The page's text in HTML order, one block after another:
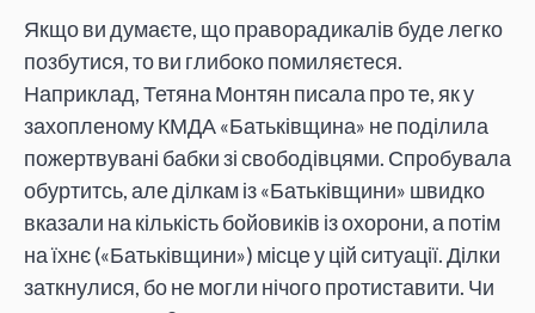
Якщо ви думаєте, що праворадикалів буде легко
позбутися, то ви глибоко помиляєтеся.
Наприклад, Тетяна Монтян писала про те, як у
захопленому КМДА «Батьківщина» не поділила
пожертвувані бабки зі свободівцями. Спробувала
обуртитсь, але ділкам із «Батьківщини» швидко
вказали на кількість бойовиків із охорони, а потім
на їхнє («Батьківщини») місце у цій ситуації. Ділки
заткнулися, бо не могли нічого протиставити. Чи